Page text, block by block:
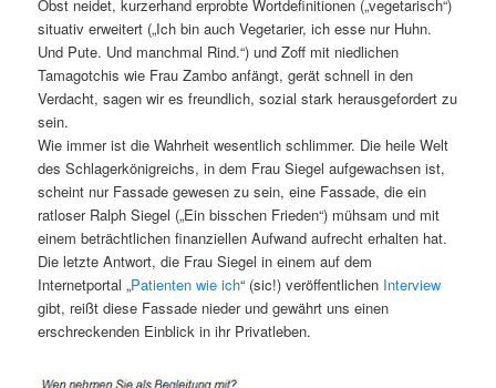
Obst neidet, kurzerhand erprobte Wortdefinitionen („vegetarisch“)
situativ erweitert („Ich bin auch Vegetarier, ich esse nur Huhn.
Und Pute. Und manchmal Rind.“) und Zoff mit niedlichen
Tamagotchis wie Frau Zambo anfängt, gerät schnell in den
Verdacht, sagen wir es freundlich, sozial stark herausgefordert zu
sein.
Wie immer ist die Wahrheit wesentlich schlimmer. Die heile Welt
des Schlagerkönigreichs, in dem Frau Siegel aufgewachsen ist,
scheint nur Fassade gewesen zu sein, eine Fassade, die ein
ratloser Ralph Siegel („Ein bisschen Frieden“) mühsam und mit
einem beträchtlichen finanziellen Aufwand aufrecht erhalten hat.
Die letzte Antwort, die Frau Siegel in einem auf dem
Internetportal „Patienten wie ich“ (sic!) veröffentlichen Interview
gibt, reißt diese Fassade nieder und gewährt uns einen
erschreckenden Einblick in ihr Privatleben.